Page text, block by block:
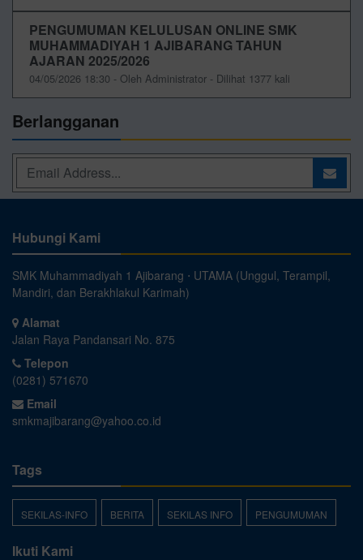
PENGUMUMAN KELULUSAN ONLINE SMK
MUHAMMADIYAH 1 AJIBARANG TAHUN
AJARAN 2025/2026
04/05/2026 18:30 - Oleh Administrator - Dilihat 1377 kali
Berlangganan
Hubungi Kami
SMK Muhammadiyah 1 Ajibarang ⋅ UTAMA (Unggul, Terampil,
Mandiri, dan Berakhlakul Karimah)
Alamat
Jalan Raya Pandansari No. 875
Telepon
(0281) 571670
Email
smkmajibarang@yahoo.co.id
Tags
SEKILAS-INFO BERITA SEKILAS INFO PENGUMUMAN
Ikuti Kami